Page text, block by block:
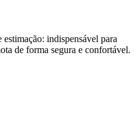
indispensável para
de forma segura e confortável.